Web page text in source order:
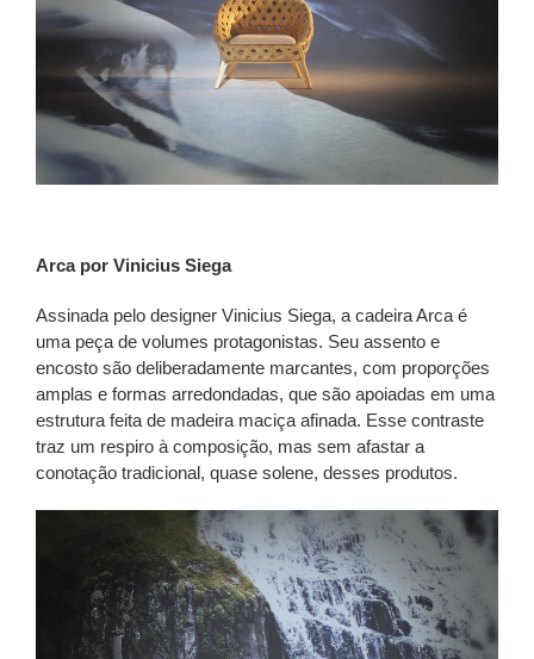
Arca por Vinicius Siega
Assinada pelo designer Vinicius Siega, a cadeira Arca é
uma peça de volumes protagonistas. Seu assento e
encosto são deliberadamente marcantes, com proporções
amplas e formas arredondadas, que são apoiadas em uma
estrutura feita de madeira maciça afinada. Esse contraste
traz um respiro à composição, mas sem afastar a
conotação tradicional, quase solene, desses produtos.